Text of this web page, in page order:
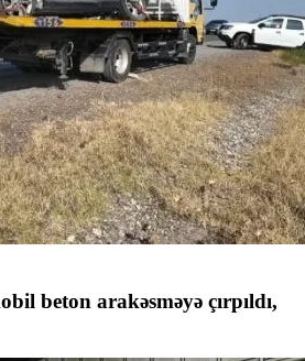
beton arakəsməyə çırpıldı,